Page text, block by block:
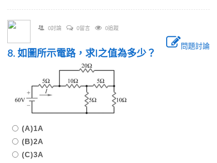
0討論 0留言 0追蹤
問題討論
8. 如圖所示電路，求I之值為多少？
(A)1A
(B)2A
(C)3A